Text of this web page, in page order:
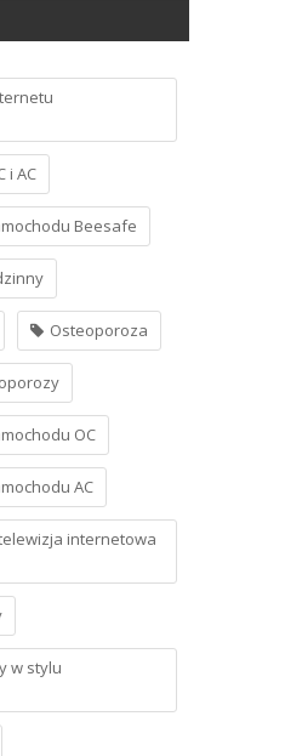
i AC
Beesafe
Osteoporoza
OC
AC
internetowa
w stylu